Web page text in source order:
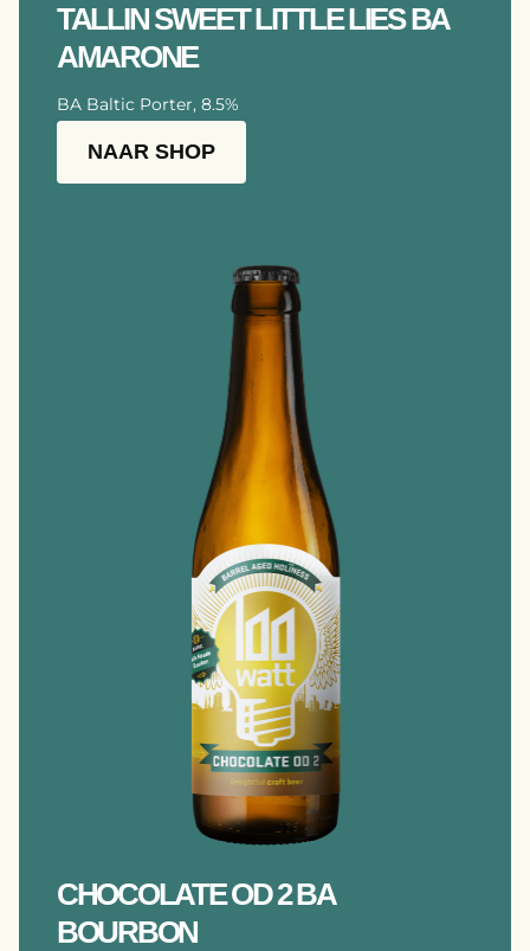
TALLIN SWEET LITTLE LIES BA
AMARONE
BA Baltic Porter, 8.5%
NAAR SHOP
CHOCOLATE OD 2 BA
BOURBON